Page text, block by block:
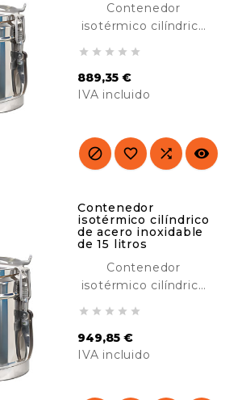
Contenedor
isotérmico cilíndrico
para transportar y
mantener comidas
hoteles, buffet, etc.
    
889,35 €
IVA incluido
   
Contenedor
isotérmico cilíndrico
de acero inoxidable
de 15 litros
Contenedor
isotérmico cilíndrico
para transportar y
mantener calientes
    
949,85 €
IVA incluido